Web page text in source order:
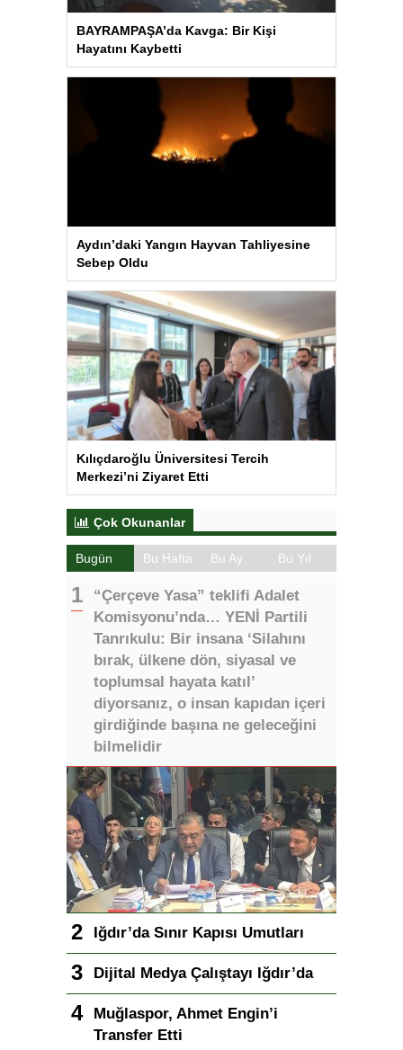
BAYRAMPAŞA’da Kavga: Bir Kişi
Hayatını Kaybetti
Aydın’daki Yangın Hayvan Tahliyesine
Sebep Oldu
Kılıçdaroğlu Üniversitesi Tercih
Merkezi’ni Ziyaret Etti
Çok Okunanlar
Bugün Bu Hafta Bu Ay Bu Yıl
“Çerçeve Yasa” teklifi Adalet
Komisyonu’nda… YENİ Partili
Tanrıkulu: Bir insana ‘Silahını
bırak, ülkene dön, siyasal ve
toplumsal hayata katıl’
diyorsanız, o insan kapıdan içeri
girdiğinde başına ne geleceğini
bilmelidir
Iğdır’da Sınır Kapısı Umutları
Dijital Medya Çalıştayı Iğdır’da
Muğlaspor, Ahmet Engin’i
Transfer Etti